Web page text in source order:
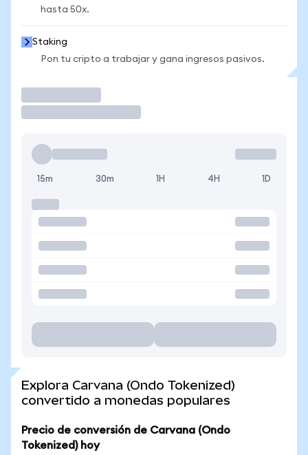
hasta 50x.
Staking
Pon tu cripto a trabajar y gana ingresos pasivos.
15m 30m 1H 4H 1D
Explora Carvana (Ondo Tokenized)
convertido a monedas populares
Precio de conversión de Carvana (Ondo
Tokenized) hoy